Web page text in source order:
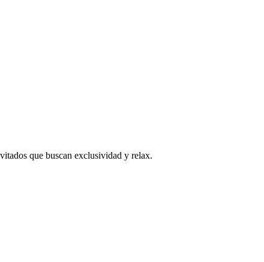
que buscan exclusividad y relax.